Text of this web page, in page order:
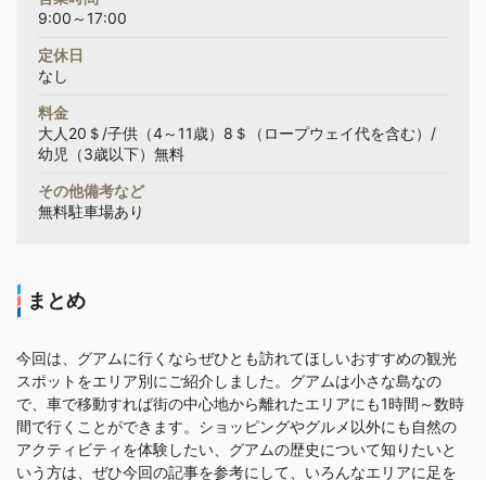
9:00～17:00
定休日
なし
料金
大人20＄/子供（4～11歳）8＄（ロープウェイ代を含む）/
幼児（3歳以下）無料
その他備考など
無料駐車場あり
まとめ
今回は、グアムに行くならぜひとも訪れてほしいおすすめの観光
スポットをエリア別にご紹介しました。グアムは小さな島なの
で、車で移動すれば街の中心地から離れたエリアにも1時間～数時
間で行くことができます。ショッピングやグルメ以外にも自然の
アクティビティを体験したい、グアムの歴史について知りたいと
いう方は、ぜひ今回の記事を参考にして、いろんなエリアに足を